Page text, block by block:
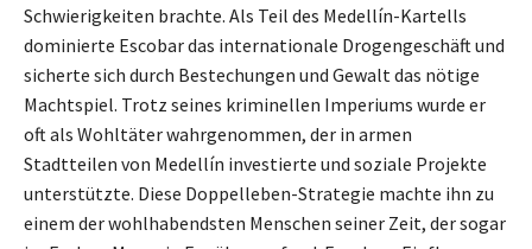
Schwierigkeiten brachte. Als Teil des Medellín-Kartells
dominierte Escobar das internationale Drogengeschäft und
sicherte sich durch Bestechungen und Gewalt das nötige
Machtspiel. Trotz seines kriminellen Imperiums wurde er
oft als Wohltäter wahrgenommen, der in armen
Stadtteilen von Medellín investierte und soziale Projekte
unterstützte. Diese Doppelleben-Strategie machte ihn zu
einem der wohlhabendsten Menschen seiner Zeit, der sogar